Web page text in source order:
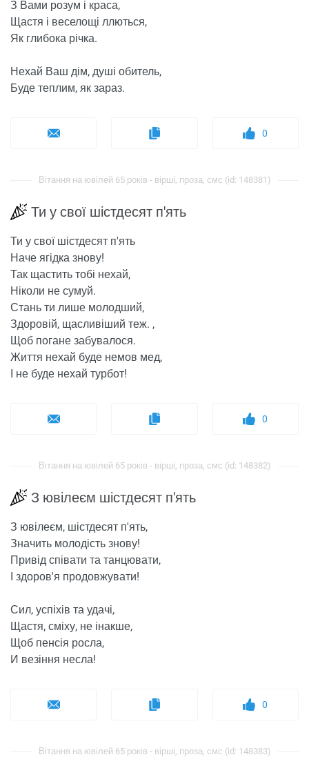
З Вами розум і краса,
Щастя і веселощі ллються,
Як глибока річка.
Нехай Ваш дім, душі обитель,
Буде теплим, як зараз.
0
Вітання на ювілей 65 років - вірші, проза, смс (id: 148381)
Ти у свої шістдесят п'ять
Ти у свої шістдесят п'ять
Наче ягідка знову!
Так щастить тобі нехай,
Ніколи не сумуй.
Стань ти лише молодший,
Здоровій, щасливіший теж. ,
Щоб погане забувалося.
Життя нехай буде немов мед,
І не буде нехай турбот!
0
Вітання на ювілей 65 років - вірші, проза, смс (id: 148382)
З ювілеєм шістдесят п'ять
З ювілеєм, шістдесят п'ять,
Значить молодість знову!
Привід співати та танцювати,
І здоров'я продовжувати!
Сил, успіхів та удачі,
Щастя, сміху, не інакше,
Щоб пенсія росла,
И везіння несла!
0
Вітання на ювілей 65 років - вірші, проза, смс (id: 148383)